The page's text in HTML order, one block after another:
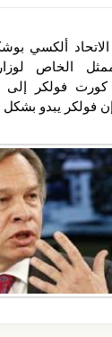
ألكسي
الخاص
كورت فولكر
فولكر يبدو بشكل